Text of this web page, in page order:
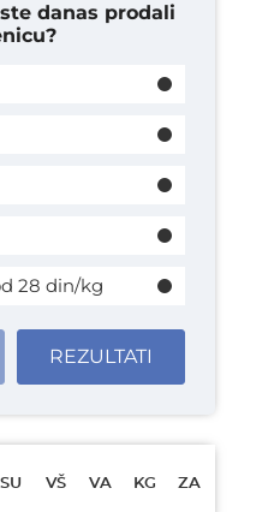
danas prodali
28 din/kg
REZULTATI
SU VŠ VA KG ZA